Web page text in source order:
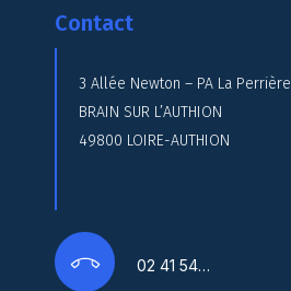
Contact
3 Allée Newton – PA La Perrière
BRAIN SUR L’AUTHION
49800 LOIRE-AUTHION
02 41 54…